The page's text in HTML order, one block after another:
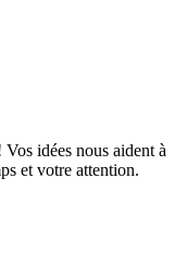
idées nous aident à
et votre attention.